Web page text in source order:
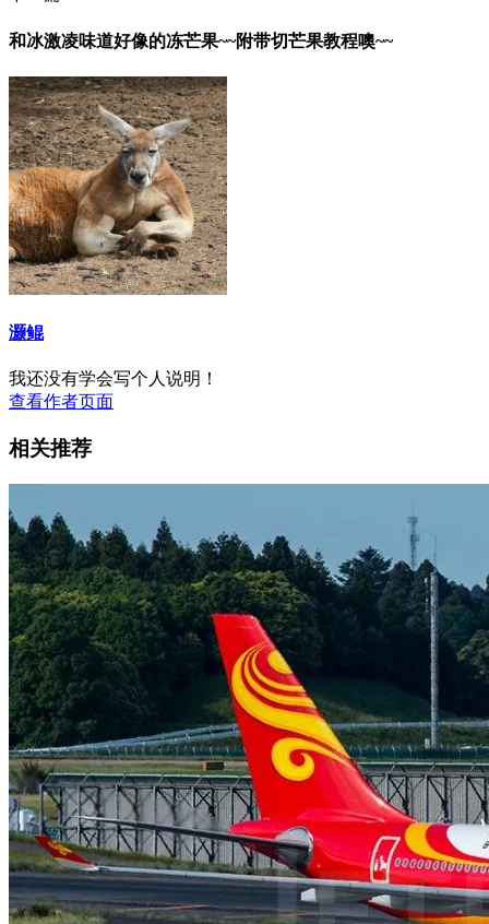
和冰激凌味道好像的冻芒果~~附带切芒果教程噢~~
灏鲲
我还没有学会写个人说明！
查看作者页面
相关推荐